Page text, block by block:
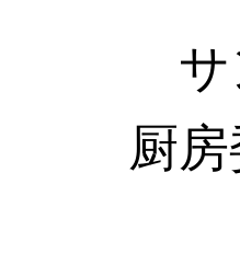
厨